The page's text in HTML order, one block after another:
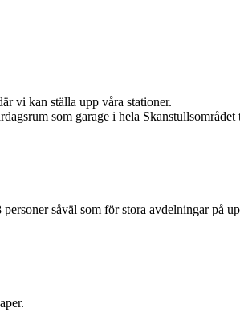
vi kan ställa upp våra stationer.
som garage i hela
såväl som för stora avdelningar på